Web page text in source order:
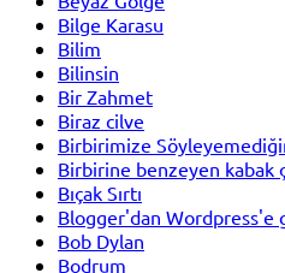
Bilge Karasu
Bilim
Bilinsin
Bir Zahmet
Biraz cilve
Birbirimize
Birbirine benzeyen kabak
Bıçak Sırtı
Blogger'dan Wordpress'e
Bob Dylan
Bodrum